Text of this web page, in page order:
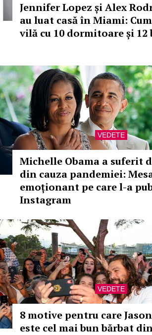
Jennifer Lopez și Alex
au luat casă în Miami:
vilă cu 10 dormitoare și 12
VEDETE
Michelle Obama a suferit
din cauza pandemiei:
emoționant pe care l-a
Instagram
VEDETE
8 motive pentru care
este cel mai bun bărbat